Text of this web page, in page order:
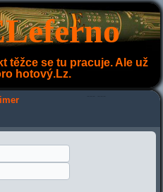
těžce se tu pracuje. Ale už
hotový.Lz.